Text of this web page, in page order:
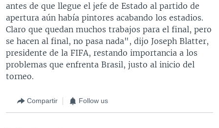
antes de que llegue el jefe de Estado al partido de
apertura aún había pintores acabando los estadios.
Claro que quedan muchos trabajos para el final, pero
se hacen al final, no pasa nada", dijo Joseph Blatter,
presidente de la FIFA, restando importancia a los
problemas que enfrenta Brasil, justo al inicio del
torneo.
Compartir Follow us